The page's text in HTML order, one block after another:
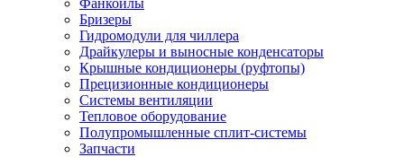
Фанкойлы
Бризеры
Гидромодули для чиллера
Драйкулеры и выносные конденсаторы
Крышные кондиционеры (руфтопы)
Прецизионные кондиционеры
Системы вентиляции
Тепловое оборудование
Полупромышленные сплит-системы
Запчасти